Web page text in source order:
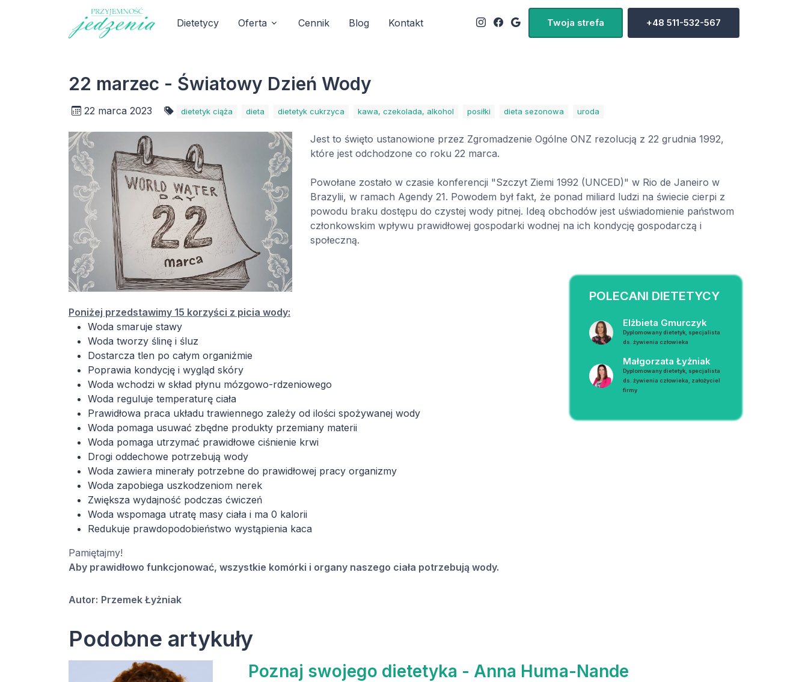
Dietetycy Oferta Cennik Blog Kontakt Twoja strefa +48 511-532-567
22 marzec - Światowy Dzień Wody
22 marca 2023 dietetyk ciąża dieta dietetyk cukrzyca kawa, czekolada, alkohol posiłki dieta sezonowa uroda
Jest to święto ustanowione przez Zgromadzenie Ogólne ONZ rezolucją z 22 grudnia 1992,
które jest odchodzone co roku 22 marca.
Powołane zostało w czasie konferencji "Szczyt Ziemi 1992 (UNCED)" w Rio de Janeiro w
Brazylii, w ramach Agendy 21. Powodem był fakt, że ponad miliard ludzi na świecie cierpi z
powodu braku dostępu do czystej wody pitnej. Ideą obchodów jest uświadomienie państwom
członkowskim wpływu prawidłowej gospodarki wodnej na ich kondycję gospodarczą i
społeczną.
POLECANI DIETETYCY
Elżbieta Gmurczyk
Dyplomowany dietetyk, specjalista
ds. żywienia człowieka
Małgorzata Łyżniak
Dyplomowany dietetyk, specjalista
ds. żywienia człowieka, założyciel
firmy
Poniżej przedstawimy 15 korzyści z picia wody:
Woda smaruje stawy
Woda tworzy ślinę i śluz
Dostarcza tlen po całym organiźmie
Poprawia kondycję i wygląd skóry
Woda wchodzi w skład płynu mózgowo-rdzeniowego
Woda reguluje temperaturę ciała
Prawidłowa praca układu trawiennego zależy od ilości spożywanej wody
Woda pomaga usuwać zbędne produkty przemiany materii
Woda pomaga utrzymać prawidłowe ciśnienie krwi
Drogi oddechowe potrzebują wody
Woda zawiera minerały potrzebne do prawidłowej pracy organizmy
Woda zapobiega uszkodzeniom nerek
Zwiększa wydajność podczas ćwiczeń
Woda wspomaga utratę masy ciała i ma 0 kalorii
Redukuje prawdopodobieństwo wystąpienia kaca
Pamiętajmy!
Aby prawidłowo funkcjonować, wszystkie komórki i organy naszego ciała potrzebują wody.
Autor: Przemek Łyżniak
Podobne artykuły
Poznaj swojego dietetyka - Anna Huma-Nande